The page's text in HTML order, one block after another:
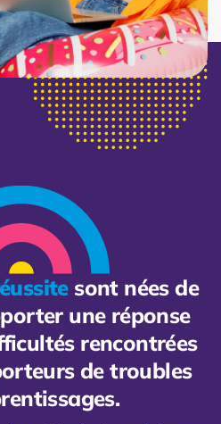
sont nées de
une réponse
rencontrées
de troubles